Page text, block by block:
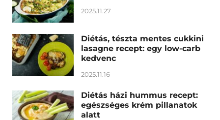
2025.11.27
Diétás, tészta mentes cukkini
lasagne recept: egy low-carb
kedvenc
2025.11.16
Diétás házi hummus recept:
egészséges krém pillanatok
alatt